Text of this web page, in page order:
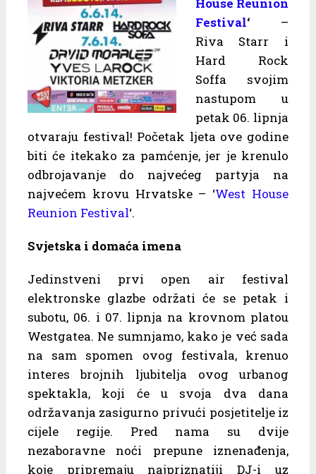
Festival‘ –
Riva Starr i
Hard Rock
Soffa svojim
nastupom u
petak 06. lipnja
otvaraju festival! Početak ljeta ove godine
biti će itekako za pamćenje, jer je krenulo
odbrojavanje do najvećeg partyja na
najvećem krovu Hrvatske – ‘West House
Reunion Festival‘.
Svjetska i domaća imena
Jedinstveni prvi open air festival
elektronske glazbe održati će se petak i
subotu, 06. i 07. lipnja na krovnom platou
Westgatea. Ne sumnjamo, kako je već sada
na sam spomen ovog festivala, krenuo
interes brojnih ljubitelja ovog urbanog
spektakla, koji će u svoja dva dana
održavanja zasigurno privući posjetitelje iz
cijele regije. Pred nama su dvije
nezaboravne noći prepune iznenađenja,
koje pripremaju najpriznatiji DJ-i uz